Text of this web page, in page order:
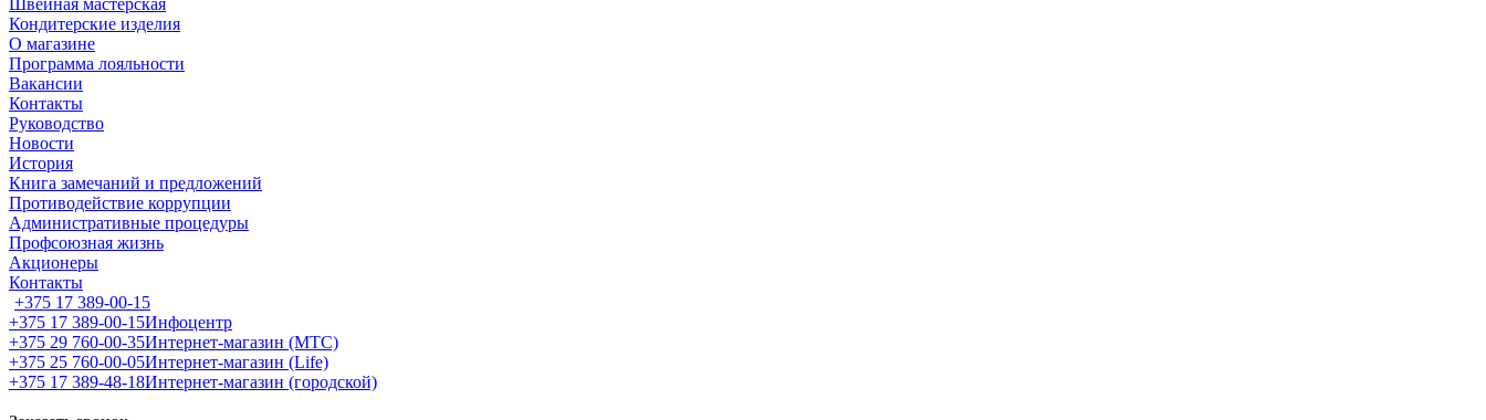
Швейная мастерская
Кондитерские изделия
О магазине
Программа лояльности
Вакансии
Контакты
Руководство
Новости
История
Книга замечаний и предложений
Противодействие коррупции
Административные процедуры
Профсоюзная жизнь
Акционеры
Контакты
+375 17 389-00-15
+375 17 389-00-15Инфоцентр
+375 29 760-00-35Интернет-магазин (МТС)
+375 25 760-00-05Интернет-магазин (Life)
+375 17 389-48-18Интернет-магазин (городской)